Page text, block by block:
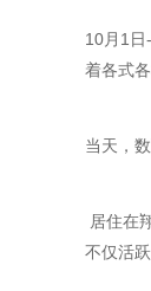
10月1日
着各式
当天，
居住在
不仅活